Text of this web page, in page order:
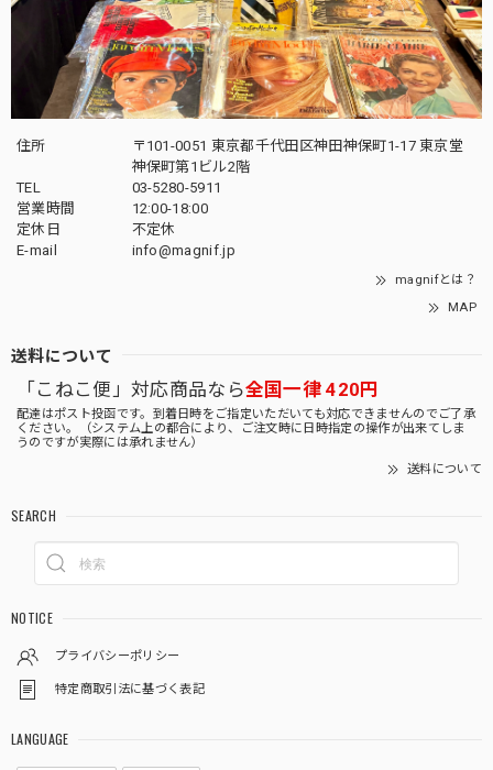
住所
〒101-0051 東京都千代田区神田神保町1-17 東京堂
神保町第1ビル2階
TEL
03-5280-5911
営業時間
12:00-18:00
定休日
不定休
E-mail
info@magnif.jp
magnifとは？
MAP
送料について
「こねこ便」対応商品なら全国一律 420円
配達はポスト投函です。到着日時をご指定いただいても対応できませんのでご了承
ください。（システム上の都合により、ご注文時に日時指定の操作が出来てしま
うのですが実際には承れません）
送料について
SEARCH
NOTICE
プライバシーポリシー
特定商取引法に基づく表記
LANGUAGE